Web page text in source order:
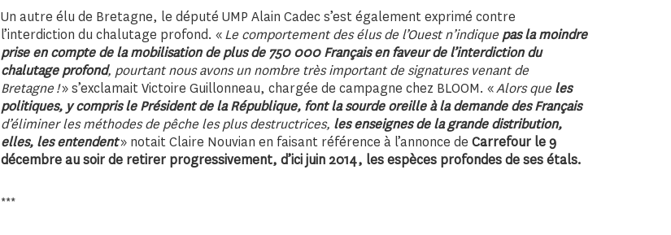
Un autre élu de Bretagne, le député UMP Alain Cadec s’est également exprimé contre
l’interdiction du chalutage profond. «Le comportement des élus de l’Ouest n’indique pas la moindre
prise en compte de la mobilisation de plus de 750 000 Français en faveur de l’interdiction du
chalutage profond, pourtant nous avons un nombre très important de signatures venant de
Bretagne !» s’exclamait Victoire Guillonneau, chargée de campagne chez BLOOM. «Alors que les
politiques, y compris le Président de la République, font la sourde oreille à la demande des Français
d’éliminer les méthodes de pêche les plus destructrices, les enseignes de la grande distribution,
elles, les entendent» notait Claire Nouvian en faisant référence à l’annonce de Carrefour le 9
décembre au soir de retirer progressivement, d’ici juin 2014, les espèces profondes de ses étals.
***